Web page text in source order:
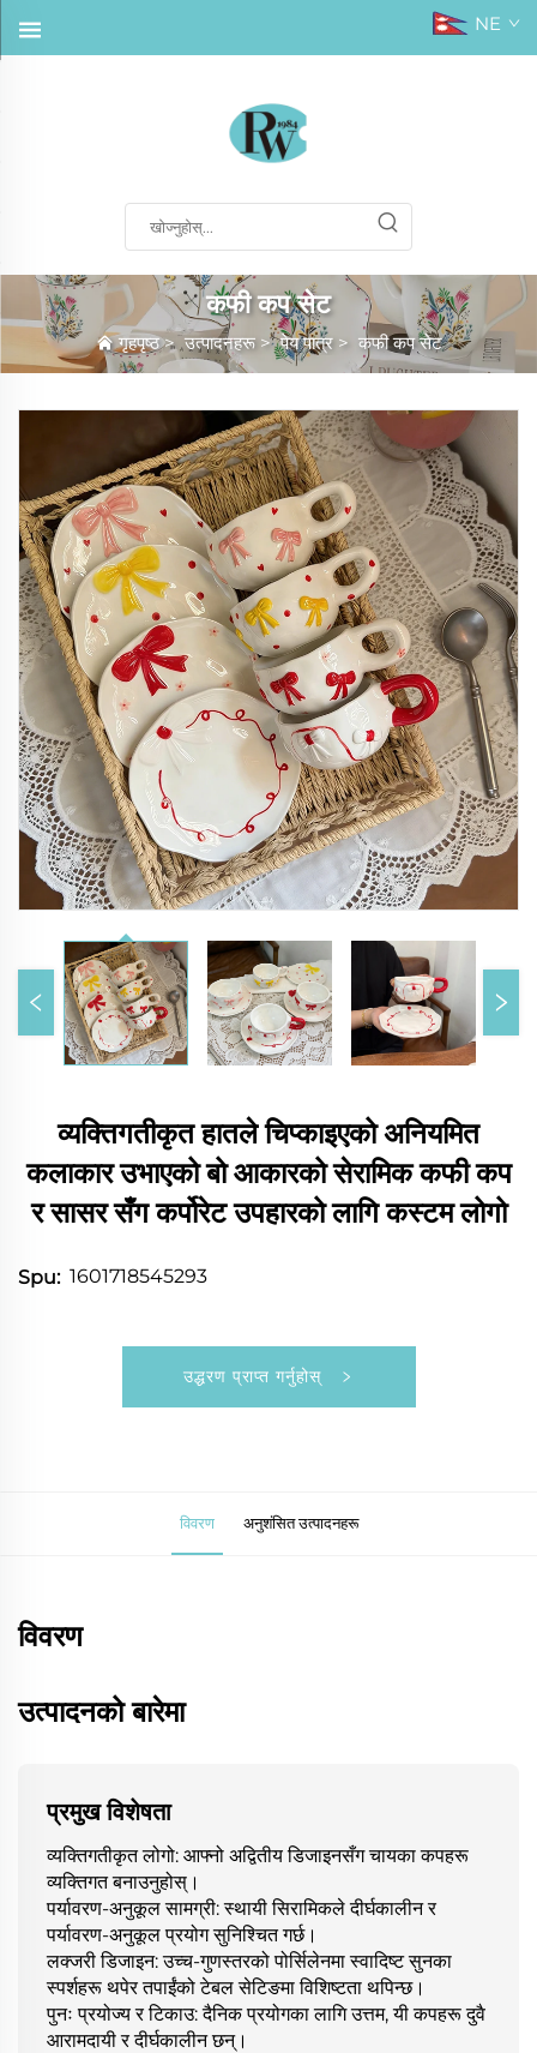
NE
कफी कप सेट
गृहपृष्ठ>उत्पादनहरू>पेय पात्र> कफी कप सेट
व्यक्तिगतीकृत हातले चिप्काइएको अनियमित
कलाकार उभाएको बो आकारको सेरामिक कफी कप
र सासर सँग कर्पोरेट उपहारको लागि कस्टम लोगो
Spu: 1601718545293
उद्धरण प्राप्त गर्नुहोस्
विवरण अनुशंसित उत्पादनहरू
विवरण
उत्पादनको बारेमा
प्रमुख विशेषता
व्यक्तिगतीकृत लोगो: आफ्नो अद्वितीय डिजाइनसँग चायका कपहरू
व्यक्तिगत बनाउनुहोस्।
पर्यावरण-अनुकूल सामग्री: स्थायी सिरामिकले दीर्घकालीन र
पर्यावरण-अनुकूल प्रयोग सुनिश्चित गर्छ।
लक्जरी डिजाइन: उच्च-गुणस्तरको पोर्सिलेनमा स्वादिष्ट सुनका
स्पर्शहरू थपेर तपाईंको टेबल सेटिङमा विशिष्टता थपिन्छ।
पुनः प्रयोज्य र टिकाउ: दैनिक प्रयोगका लागि उत्तम, यी कपहरू दुवै
आरामदायी र दीर्घकालीन छन्।